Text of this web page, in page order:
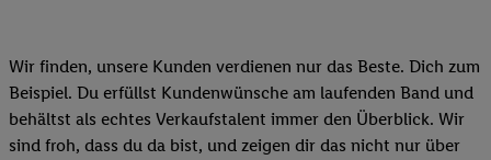
Wir finden, unsere Kunden verdienen nur das Beste. Dich zum
Beispiel. Du erfüllst Kundenwünsche am laufenden Band und
behältst als echtes Verkaufstalent immer den Überblick. Wir
sind froh, dass du da bist, und zeigen dir das nicht nur über